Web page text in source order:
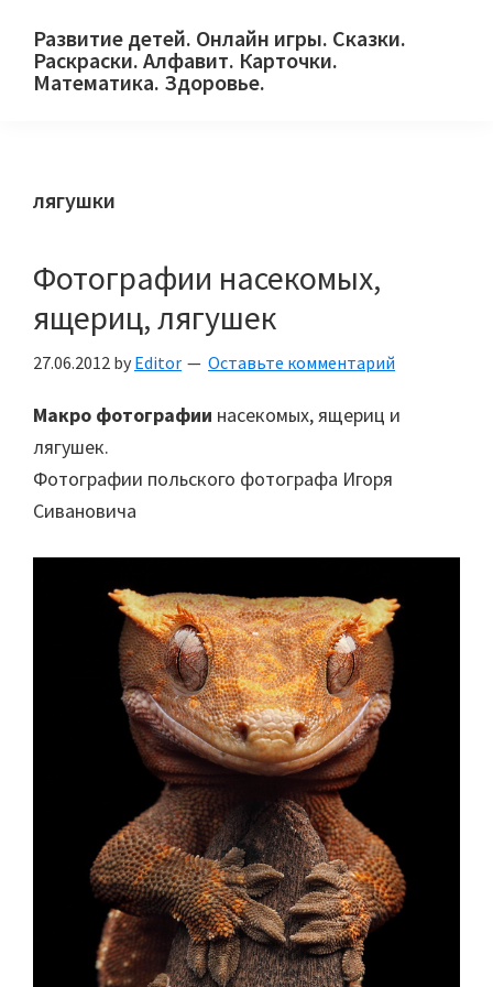
primary
main
primary
Развитие детей. Онлайн игры. Сказки.
Раскраски. Алфавит. Карточки.
Математика. Здоровье.
и
родителей.
лягушки
Фотографии насекомых,
ящериц, лягушек
27.06.2012 by Editor Оставьте комментарий
Макро фотографии насекомых, ящериц и
лягушек.
Фотографии польского фотографа Игоря
Сивановича